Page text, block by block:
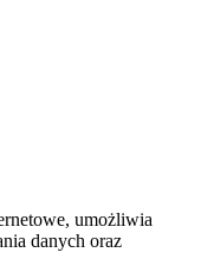
umożliwia
danych oraz